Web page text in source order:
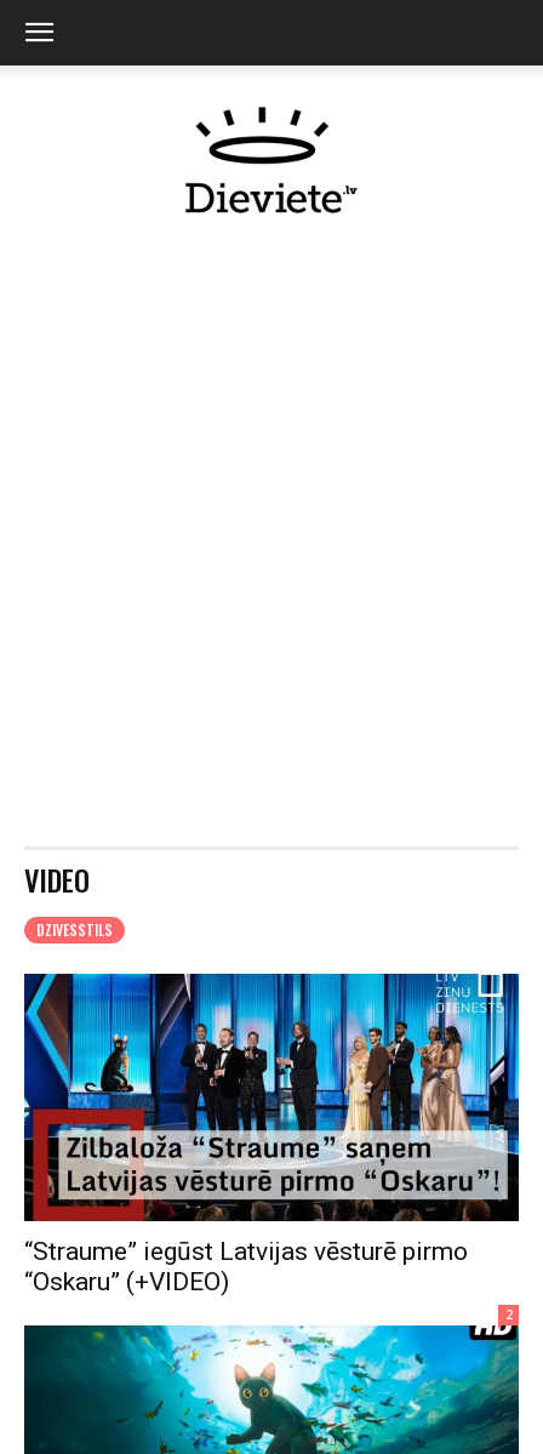
VIDEO
DZIVESSTILS
“Straume” iegūst Latvijas vēsturē pirmo
“Oskaru” (+VIDEO)
2